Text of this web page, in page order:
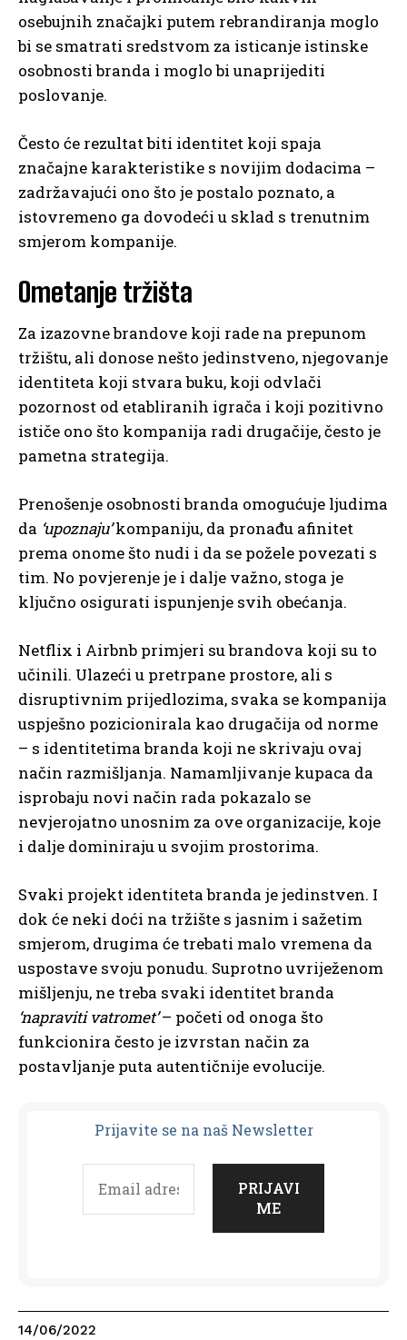
osebujnih značajki putem rebrandiranja moglo
bi se smatrati sredstvom za isticanje istinske
osobnosti branda i moglo bi unaprijediti
poslovanje.
Često će rezultat biti identitet koji spaja
značajne karakteristike s novijim dodacima –
zadržavajući ono što je postalo poznato, a
istovremeno ga dovodeći u sklad s trenutnim
smjerom kompanije.
Ometanje tržišta
Za izazovne brandove koji rade na prepunom
tržištu, ali donose nešto jedinstveno, njegovanje
identiteta koji stvara buku, koji odvlači
pozornost od etabliranih igrača i koji pozitivno
ističe ono što kompanija radi drugačije, često je
pametna strategija.
Prenošenje osobnosti branda omogućuje ljudima
da ‘upoznaju’kompaniju, da pronađu afinitet
prema onome što nudi i da se požele povezati s
tim. No povjerenje je i dalje važno, stoga je
ključno osigurati ispunjenje svih obećanja.
Netflix i Airbnb primjeri su brandova koji su to
učinili. Ulazeći u pretrpane prostore, ali s
disruptivnim prijedlozima, svaka se kompanija
uspješno pozicionirala kao drugačija od norme
– s identitetima branda koji ne skrivaju ovaj
način razmišljanja. Namamljivanje kupaca da
isprobaju novi način rada pokazalo se
nevjerojatno unosnim za ove organizacije, koje
i dalje dominiraju u svojim prostorima.
Svaki projekt identiteta branda je jedinstven. I
dok će neki doći na tržište s jasnim i sažetim
smjerom, drugima će trebati malo vremena da
uspostave svoju ponudu. Suprotno uvriježenom
mišljenju, ne treba svaki identitet branda
‘napraviti vatromet’– početi od onoga što
funkcionira često je izvrstan način za
postavljanje puta autentičnije evolucije.
Prijavite se na naš Newsletter
14/06/2022